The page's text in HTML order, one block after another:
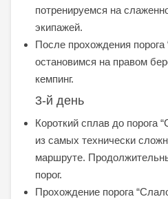
потренируемся на
экипажей.
После прохождения порога
остановимся на правом
кемпинг.
3-й день
Короткий сплав до порога
из самых технически
маршруте.
порог.
Прохождение порога